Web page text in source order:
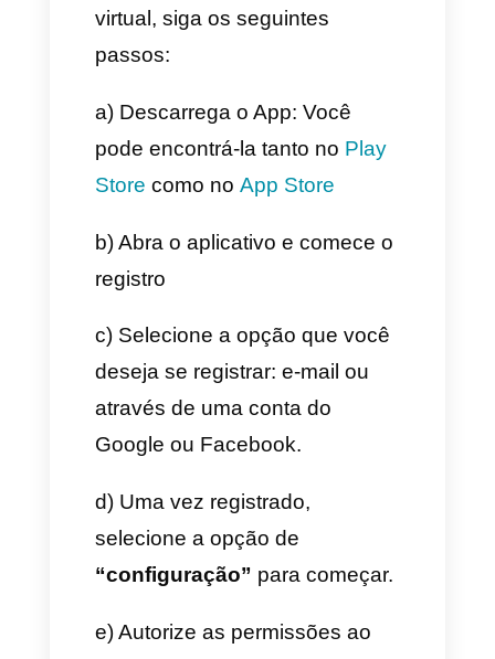
diferentes para esses números
virtuais, algumas são pagas e
outras gratuitas. Você dever ter
em conta que as opções
gratuitas têm suas
desvantagens:
1) TextNow
Essa é uma das melhores apps
gratuitas para conseguir
números virtuais, o processo de
registro é simples e fácil de
seguir. Você deve ter em conta
que ao ser gratuito, se você
não usa seu número, você vai